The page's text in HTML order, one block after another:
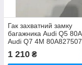
Гак захватний замку
багажника Audi Q5 80A
Audi Q7 4M 80A827507
1 210 ₴